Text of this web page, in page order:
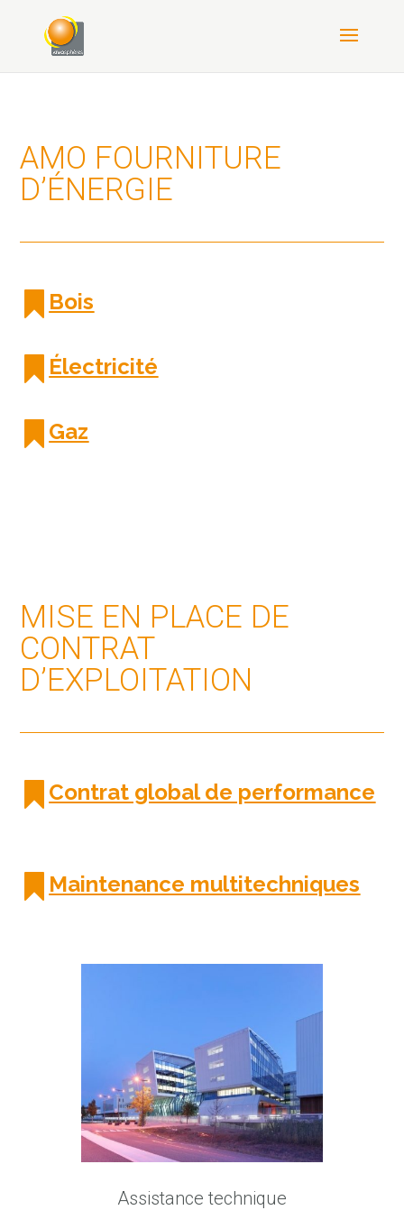
AMO FOURNITURE
D’ÉNERGIE
Bois
Électricité
Gaz
MISE EN PLACE DE
CONTRAT
D’EXPLOITATION
Contrat global de performance
Maintenance multitechniques
Assistance technique